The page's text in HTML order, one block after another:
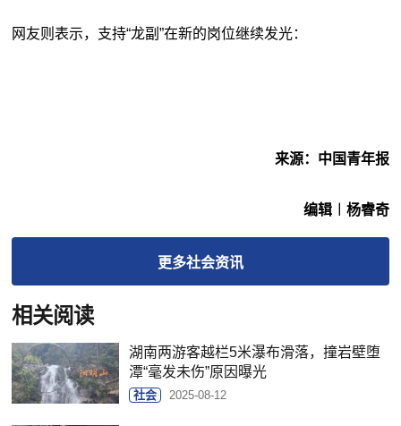
网友则表示，支持“龙副”在新的岗位继续发光：
来源：中国青年报
编辑︱杨睿奇
更多社会资讯
相关阅读
湖南两游客越栏5米瀑布滑落，撞岩壁堕
潭“毫发未伤”原因曝光
社会 2025-08-12